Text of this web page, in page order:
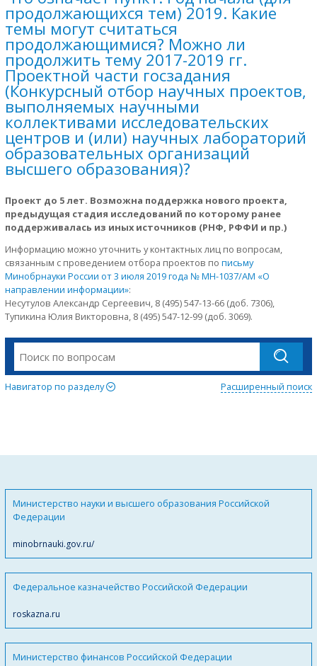
продолжающихся тем) 2019. Какие
темы могут считаться
продолжающимися? Можно ли
продолжить тему 2017-2019 гг.
Проектной части госзадания
(Конкурсный отбор научных проектов,
выполняемых научными
коллективами исследовательских
центров и (или) научных лабораторий
образовательных организаций
высшего образования)?
Проект до 5 лет. Возможна поддержка нового проекта,
предыдущая стадия исследований по которому ранее
поддерживалась из иных источников (РНФ, РФФИ и пр.)
Информацию можно уточнить у контактных лиц по вопросам,
связанным с проведением отбора проектов по письму
Минобрнауки России от 3 июля 2019 года № МН-1037/АМ «О
направлении информации»:
Несутулов Александр Сергеевич, 8 (495) 547-13-66 (доб. 7306),
Тупикина Юлия Викторовна, 8 (495) 547-12-99 (доб. 3069).
Навигатор по разделу Расширенный поиск
Министерство науки и высшего образования Российской
Федерации
minobrnauki.gov.ru/
Федеральное казначейство Российской Федерации
roskazna.ru
Министерство финансов Российской Федерации